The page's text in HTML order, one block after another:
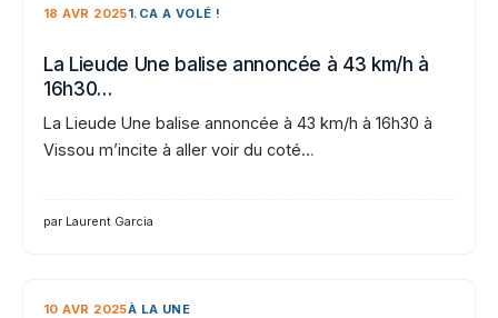
18 AVR 20251.CA A VOLÉ !
La Lieude Une balise annoncée à 43 km/h à
16h30…
La Lieude Une balise annoncée à 43 km/h à 16h30 à
Vissou m’incite à aller voir du coté…
par Laurent Garcia
10 AVR 2025À LA UNE